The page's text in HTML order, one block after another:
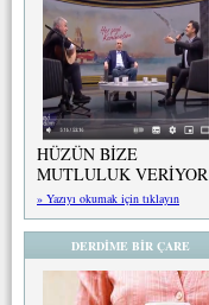
HÜZÜN BİZE
MUTLULUK VERİYOR
» Yazıyı okumak için tıklayın
DERDİME BİR ÇARE